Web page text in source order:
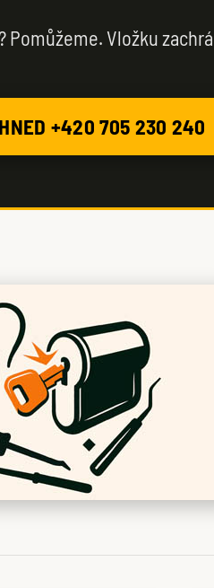
Pomůžeme. Vložku
+420 705 230 240